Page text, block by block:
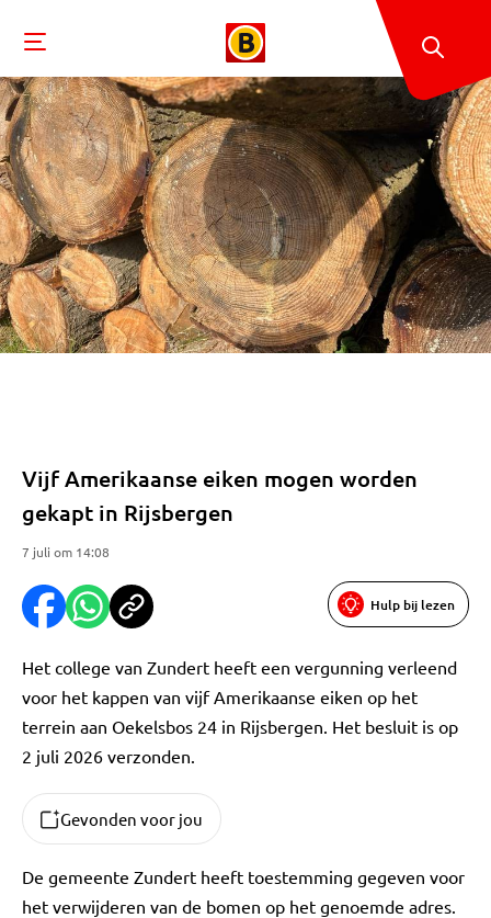
Vijf Amerikaanse eiken mogen worden
gekapt in Rijsbergen
7 juli om 14:08
Hulp bij lezen
Het college van Zundert heeft een vergunning verleend
voor het kappen van vijf Amerikaanse eiken op het
terrein aan Oekelsbos 24 in Rijsbergen. Het besluit is op
2 juli 2026 verzonden.
Gevonden voor jou
De gemeente Zundert heeft toestemming gegeven voor
het verwijderen van de bomen op het genoemde adres.